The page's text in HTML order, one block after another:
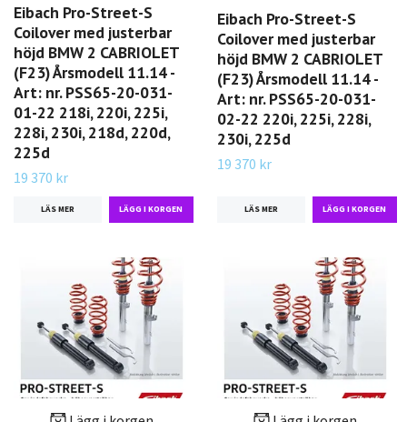
Eibach Pro-Street-S
Coilover med justerbar
höjd BMW 2 CABRIOLET
(F23) Årsmodell 11.14 -
Art: nr. PSS65-20-031-
01-22 218i, 220i, 225i,
228i, 230i, 218d, 220d,
225d
19 370 kr
LÄS MER
Eibach Pro-Street-S
Coilover med justerbar
höjd BMW 2 CABRIOLET
(F23) Årsmodell 11.14 -
Art: nr. PSS65-20-031-
02-22 220i, 225i, 228i,
230i, 225d
19 370 kr
LÄS MER